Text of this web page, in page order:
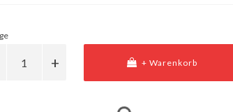
+ Warenkorb